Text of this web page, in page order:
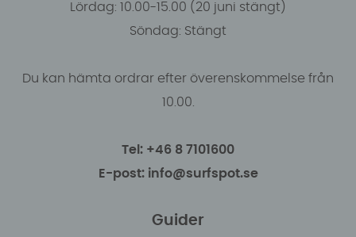
Lördag: 10.00-15.00 (20 juni stängt)
Söndag: Stängt
Du kan hämta ordrar efter överenskommelse från
10.00.
Tel: +46 8 7101600
E-post: info@surfspot.se
Guider